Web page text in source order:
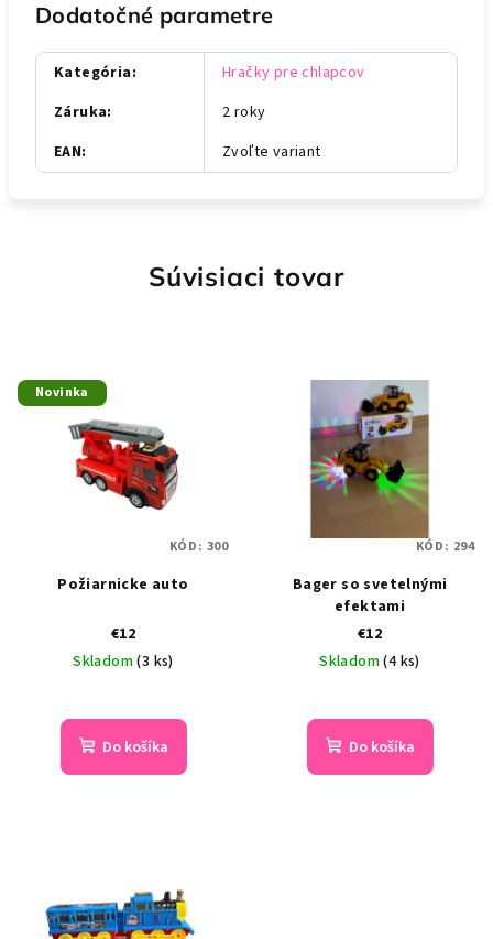
Dodatočné parametre
Kategória:
Hračky pre chlapcov
Záruka:
2 roky
EAN: Zvoľte variant
Súvisiaci tovar
Novinka
Požiarnicke auto
€12
Skladom(3 ks)
Do košíka
KÓD: 300
Bager so svetelnými
efektami
€12
Skladom(4 ks)
Do košíka
KÓD: 294